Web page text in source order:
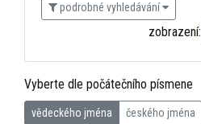
podrobné vyhledávání
zobrazení:
Vyberte dle počátečního písmene
vědeckého jména českého jména